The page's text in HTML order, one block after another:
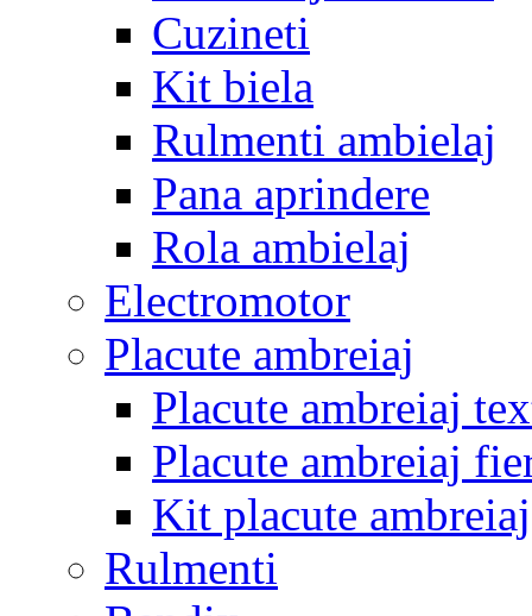
Cuzineti
Kit biela
Rulmenti ambielaj
Pana aprindere
Rola ambielaj
Electromotor
Placute ambreiaj
Placute ambreiaj
Placute ambreiaj
Kit placute ambreiaj
Rulmenti